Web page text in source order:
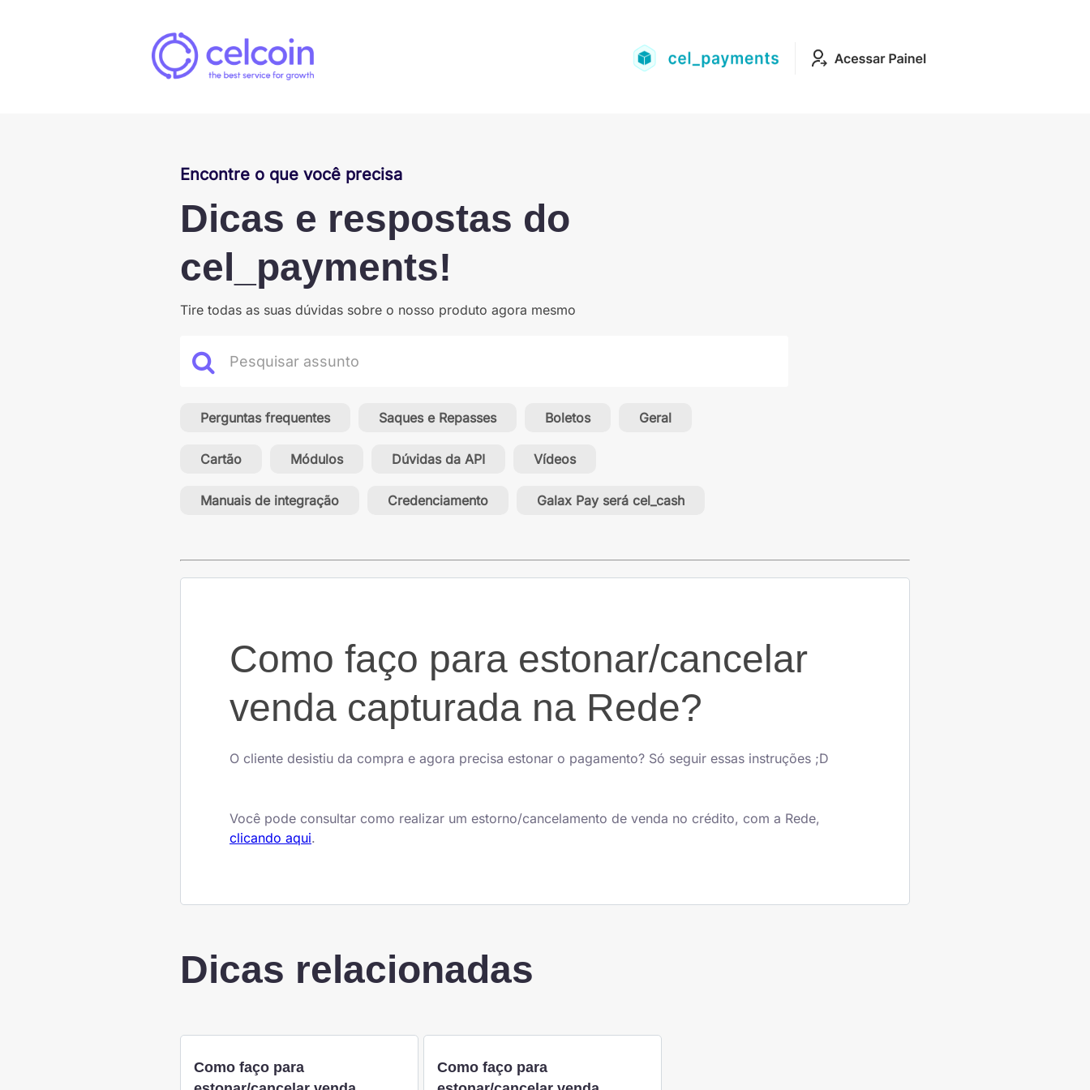
Encontre o que você precisa
Dicas e respostas do
cel_payments!
Tire todas as suas dúvidas sobre o nosso produto agora mesmo
Perguntas frequentes Saques e Repasses Boletos Geral
Cartão Módulos Dúvidas da API Vídeos
Manuais de integração Credenciamento Galax Pay será cel_cash
Como faço para estonar/cancelar
venda capturada na Rede?
O cliente desistiu da compra e agora precisa estonar o pagamento? Só seguir essas instruções ;D
Você pode consultar como realizar um estorno/cancelamento de venda no crédito, com a Rede,
clicando aqui.
Dicas relacionadas
Como faço para
Como faço para